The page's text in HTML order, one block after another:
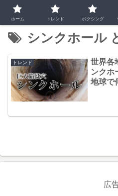
シンクホール
トレンド
世界各
ンクホ
地球で
広
ホーム トレンド ボクシング